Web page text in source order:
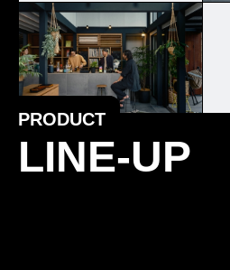
PRODUCT
LINE-UP